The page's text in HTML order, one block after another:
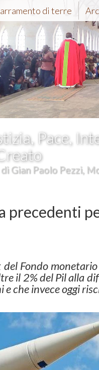
di terre
Pace,
Gian Paolo Pezzi,
precedenti
Fondo
il 2% del Pil alla
e che invece oggi